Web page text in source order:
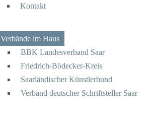
Kontakt
Verbände im Haus
BBK Landesverband Saar
Friedrich-Bödecker-Kreis
Saarländischer Künstlerbund
Verband deutscher Schriftsteller Saar